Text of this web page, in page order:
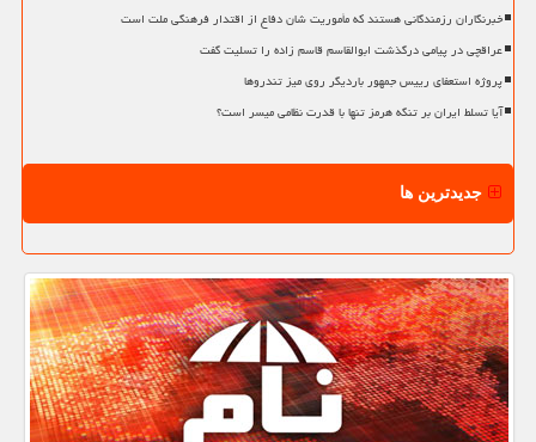
خبرنگاران رزمندگانی هستند که مأموریت شان دفاع از اقتدار فرهنگی ملت است
عراقچی در پیامی درگذشت ابوالقاسم قاسم زاده را تسلیت گفت
پروژه استعفای رییس جمهور باردیگر روی میز تندروها
آیا تسلط ایران بر تنگه هرمز تنها با قدرت نظامی میسر است؟
جدیدترین ها